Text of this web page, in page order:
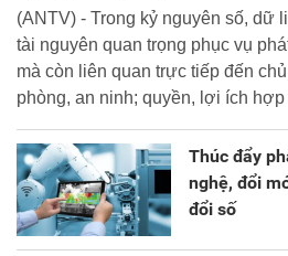
(ANTV) - Trong kỷ nguyên số, dữ
tài nguyên quan trọng phục vụ
mà còn liên quan trực tiếp đến
phòng, an ninh; quyền, lợi ích
cá nhân.
Thúc đẩy
nghệ, đổi
đổi số